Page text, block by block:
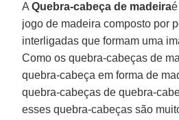
AQuebra-cabeça de madeira
jogo de madeira composto por
interligadas que formam uma
Como os quebra-cabeças de
quebra-cabeça em forma de
quebra-cabeças de quebra-
esses quebra-cabeças são